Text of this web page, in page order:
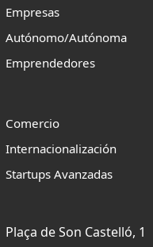
Empresas
Autónomo/Autónoma
Emprendedores
Comercio
Internacionalización
Startups Avanzadas
Plaça de Son Castelló, 1